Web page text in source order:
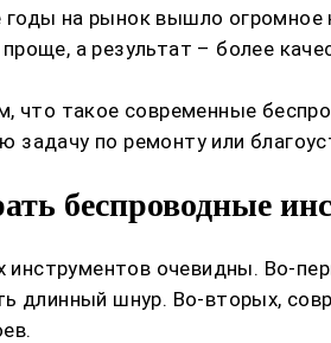
на рынок вышло
а результат – более
что такое современные
задачу по ремонту или
беспроводные
очевидны. Во-
длинный шнур. Во-вторых,